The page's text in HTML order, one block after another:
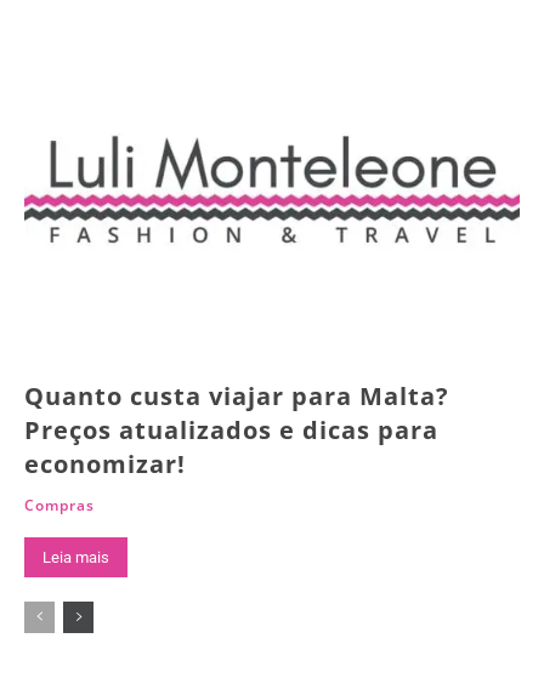
Quanto custa viajar para Malta?
Preços atualizados e dicas para
economizar!
Compras
Leia mais